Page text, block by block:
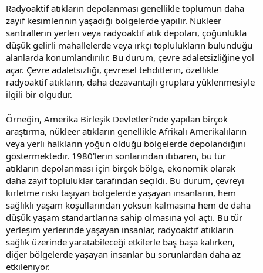
Radyoaktif atıkların depolanması genellikle toplumun daha
zayıf kesimlerinin yaşadığı bölgelerde yapılır. Nükleer
santrallerin yerleri veya radyoaktif atık depoları, çoğunlukla
düşük gelirli mahallelerde veya ırkçı toplulukların bulunduğu
alanlarda konumlandırılır. Bu durum, çevre adaletsizliğine yol
açar. Çevre adaletsizliği, çevresel tehditlerin, özellikle
radyoaktif atıkların, daha dezavantajlı gruplara yüklenmesiyle
ilgili bir olgudur.
Örneğin, Amerika Birleşik Devletleri’nde yapılan birçok
araştırma, nükleer atıkların genellikle Afrikalı Amerikalıların
veya yerli halkların yoğun olduğu bölgelerde depolandığını
göstermektedir. 1980'lerin sonlarından itibaren, bu tür
atıkların depolanması için birçok bölge, ekonomik olarak
daha zayıf topluluklar tarafından seçildi. Bu durum, çevreyi
kirletme riski taşıyan bölgelerde yaşayan insanların, hem
sağlıklı yaşam koşullarından yoksun kalmasına hem de daha
düşük yaşam standartlarına sahip olmasına yol açtı. Bu tür
yerleşim yerlerinde yaşayan insanlar, radyoaktif atıkların
sağlık üzerinde yaratabileceği etkilerle baş başa kalırken,
diğer bölgelerde yaşayan insanlar bu sorunlardan daha az
etkileniyor.